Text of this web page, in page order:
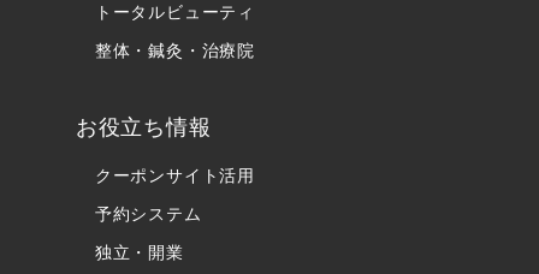
トータルビューティ
整体・鍼灸・治療院
お役立ち情報
クーポンサイト活用
予約システム
独立・開業